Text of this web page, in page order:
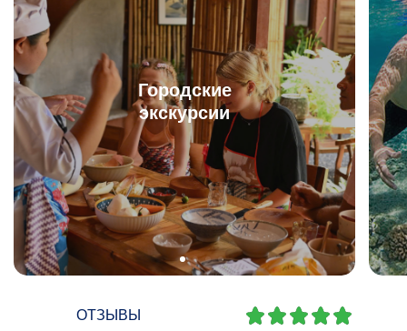
Городские
экскурсии
ОТЗЫВЫ